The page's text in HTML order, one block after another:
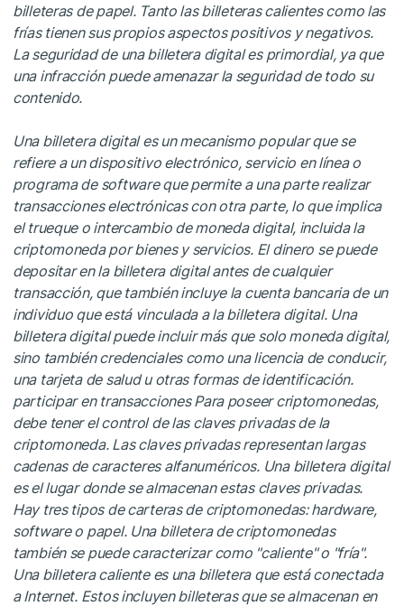
billeteras de papel. Tanto las billeteras calientes como las
frías tienen sus propios aspectos positivos y negativos.
La seguridad de una billetera digital es primordial, ya que
una infracción puede amenazar la seguridad de todo su
contenido.
Una billetera digital es un mecanismo popular que se
refiere a un dispositivo electrónico, servicio en línea o
programa de software que permite a una parte realizar
transacciones electrónicas con otra parte, lo que implica
el trueque o intercambio de moneda digital, incluida la
criptomoneda por bienes y servicios. El dinero se puede
depositar en la billetera digital antes de cualquier
transacción, que también incluye la cuenta bancaria de un
individuo que está vinculada a la billetera digital. Una
billetera digital puede incluir más que solo moneda digital,
sino también credenciales como una licencia de conducir,
una tarjeta de salud u otras formas de identificación.
participar en transacciones Para poseer criptomonedas,
debe tener el control de las claves privadas de la
criptomoneda. Las claves privadas representan largas
cadenas de caracteres alfanuméricos. Una billetera digital
es el lugar donde se almacenan estas claves privadas.
Hay tres tipos de carteras de criptomonedas: hardware,
software o papel. Una billetera de criptomonedas
también se puede caracterizar como "caliente" o "fría".
Una billetera caliente es una billetera que está conectada
a Internet. Estos incluyen billeteras que se almacenan en